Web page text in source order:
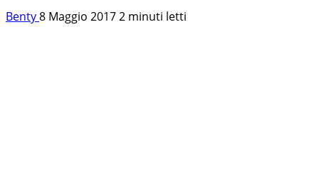
Benty8 Maggio 20172 minuti letti